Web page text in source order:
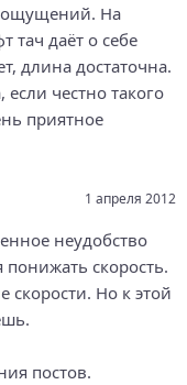
ощущений. На
тач даёт о себе
длина достаточна.
честно такого
приятное
1 апреля 2012
неудобство
понижать скорость.
скорости. Но к этой
постов.